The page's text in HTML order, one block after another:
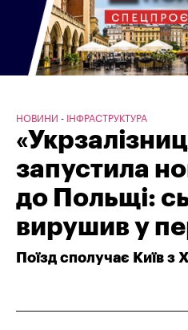
НОВИНИ ІНФРАСТРУКТУРА
запустила
до Польщі:
вирушив у
Поїзд сполучає Київ з